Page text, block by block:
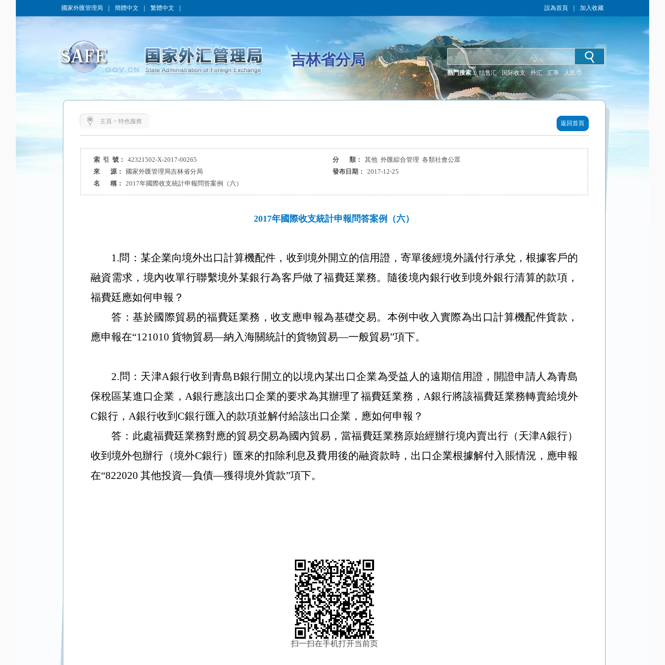
國家外匯管理局 簡體中文 繁體中文 設為首頁 加入收藏
吉林省分局
熱門搜索： 结售汇 国际收支 外汇 汇率 人民币
主頁 > 特色服務 返回首頁
索 引 號： 42321502-X-2017-00265 分 類：
其他 外匯綜合管理 各類社會公眾
來 源：
國家外匯管理局吉林省分局 發布日期：
2017-12-25
名 稱：
2017年國際收支統計申報問答案例（六）
2017年國際收支統計申報問答案例（六）
1.問：某企業向境外出口計算機配件，收到境外開立的信用證，寄單後經境外議付行承兌，根據客戶的
融資需求，境內收單行聯繫境外某銀行為客戶做了福費廷業務。隨後境內銀行收到境外銀行清算的款項，
福費廷應如何申報？
答：基於國際貿易的福費廷業務，收支應申報為基礎交易。本例中收入實際為出口計算機配件貨款，
應申報在“121010 貨物貿易—納入海關統計的貨物貿易—一般貿易”項下。
2.問：天津A銀行收到青島B銀行開立的以境內某出口企業為受益人的遠期信用證，開證申請人為青島
保稅區某進口企業，A銀行應該出口企業的要求為其辦理了福費廷業務，A銀行將該福費廷業務轉賣給境外
C銀行，A銀行收到C銀行匯入的款項並解付給該出口企業，應如何申報？
答：此處福費廷業務對應的貿易交易為國內貿易，當福費廷業務原始經辦行境內賣出行（天津A銀行）
收到境外包辦行（境外C銀行）匯來的扣除利息及費用後的融資款時，出口企業根據解付入賬情況，應申報
在“822020 其他投資—負債—獲得境外貨款”項下。
扫一扫在手机打开当前页